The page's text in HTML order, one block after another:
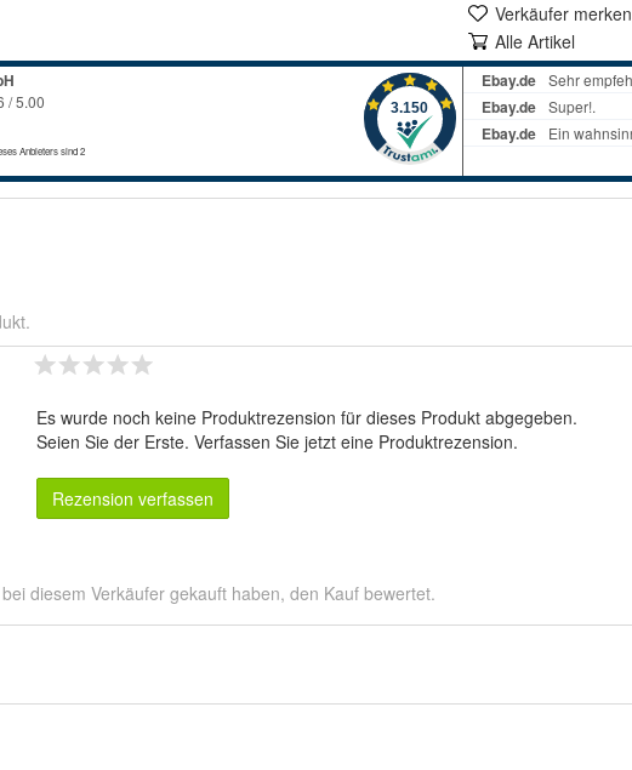
Verkäufer merken
Alle Artikel
Es wurde noch keine Produktrezension für dieses Produkt abgegeben.
Seien Sie der Erste. Verfassen Sie jetzt eine Produktrezension.
Rezension verfassen
diesem Verkäufer gekauft haben, den Kauf bewertet.